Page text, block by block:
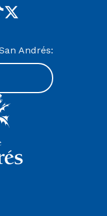
Andrés: